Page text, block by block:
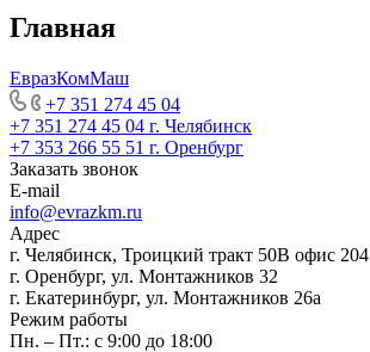
Главная
ЕвразКомМаш
+7 351 274 45 04
+7 351 274 45 04 г. Челябинск
+7 353 266 55 51 г. Оренбург
Заказать звонок
E-mail
info@evrazkm.ru
Адрес
г. Челябинск, Троицкий тракт 50В офис 204
г. Оренбург, ул. Монтажников 32
г. Екатеринбург, ул. Монтажников 26а
Режим работы
Пн. – Пт.: с 9:00 до 18:00